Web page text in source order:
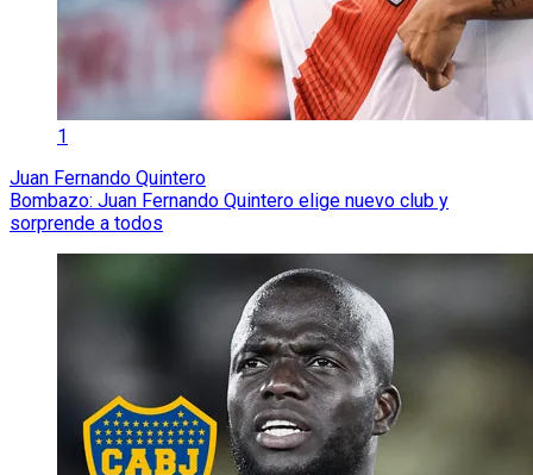
1
Juan Fernando Quintero
Bombazo: Juan Fernando Quintero elige nuevo club y
sorprende a todos